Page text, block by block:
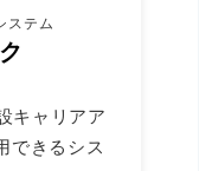
ステム
キャリアア
できるシス